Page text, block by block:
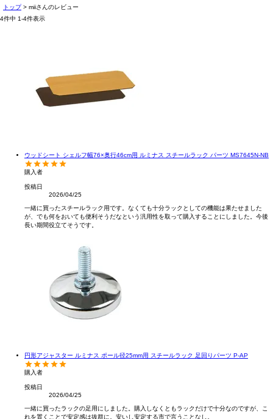
トップ
miiさんのレビュー
4件中 1-4件表示
ウッドシート シェルフ幅76×奥行46cm用 ルミナス スチールラック パーツ MS7645N-NB
購入者
投稿日
2026/04/25
一緒に買ったスチールラック用です。なくても十分ラックとしての機能は果たせました
が、でも何をおいても便利そうだなという汎用性を取って購入することにしました。今後
長い期間役立てそうです。
円形アジャスター ルミナス ポール径25mm用 スチールラック 足回りパーツ P-AP
購入者
投稿日
2026/04/25
一緒に買ったラックの足用にしました。購入しなくともラックだけで十分なのですが、こ
れを置くことで安定感は抜群に。安いし安定する市で言うことなし。